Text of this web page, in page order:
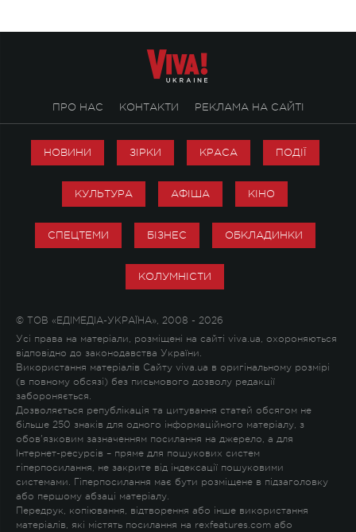
ПРО НАС КОНТАКТИ РЕКЛАМА НА САЙТІ
НОВИНИ ЗІРКИ КРАСА ПОДІЇ
КУЛЬТУРА АФІША КІНО
СПЕЦТЕМИ БІЗНЕС ОБКЛАДИНКИ
КОЛУМНІСТИ
© ТОВ «ЕДІМЕДІА-УКРАЇНА», 2008 - 2026
Усі права на матеріали, розміщені на сайті viva.ua, охороняються
відповідно до законодавства України.
Використання матеріалів Сайту viva.ua в оригінальному розмірі
(в повному обсязі) без письмового дозволу редакції
забороняється.
Дозволяється републікація та цитування статей обсягом не
більше 250 знаків для одного інформаційного матеріалу, з
обов'язковим зазначенням посилання на джерело, а для
Інтернет-ресурсів – пряме для пошукових систем
гіперпосилання, не закрите від індексації пошуковими
системами. Гіперпосилання має бути розміщене в підзаголовку
або першому абзаці матеріалу.
Передрук, копіювання, відтворення або інше використання
матеріалів, які містять посилання на rexfeatures.com або